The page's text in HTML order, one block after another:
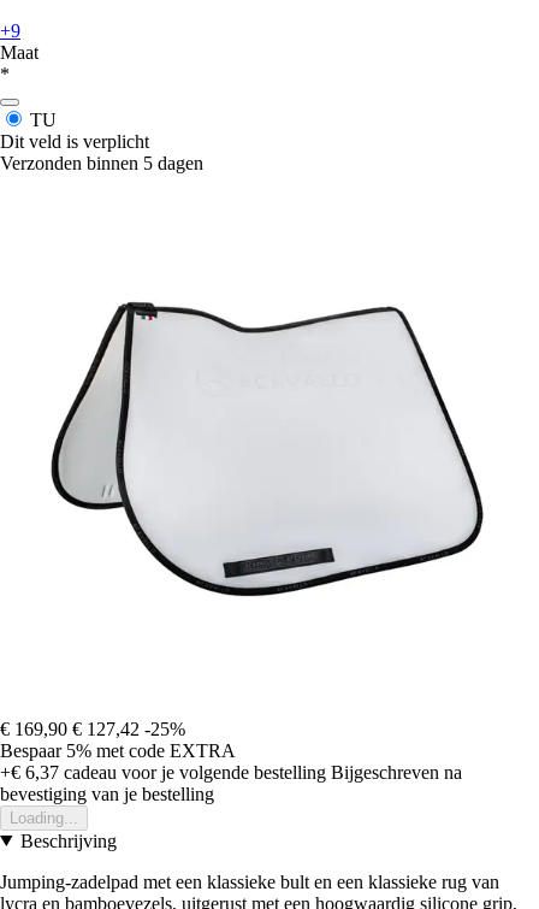
+9
Maat
*
TU
Dit veld is verplicht
Verzonden binnen 5 dagen
€ 169,90 € 127,42 -25%
Bespaar 5% met code EXTRA
+€ 6,37 cadeau voor je volgende bestelling Bijgeschreven na
bevestiging van je bestelling
Loading...
Beschrijving
Jumping-zadelpad met een klassieke bult en een klassieke rug van
lycra en bamboevezels, uitgerust met een hoogwaardig silicone grip,